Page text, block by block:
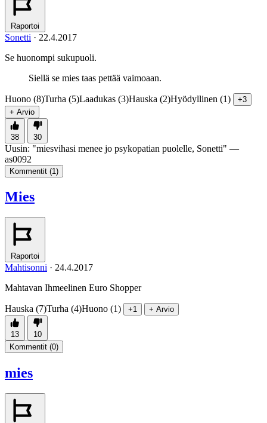
Raportoi
Sonetti · 22.4.2017
Se huonompi sukupuoli.
Siellä se mies taas pettää vaimoaan.
Huono (8)Turha (5)Laadukas (3)Hauska (2)Hyödyllinen (1)
+3
+ Arvio
38 30
Uusin: "miesvihasi menee jo psykopatian puolelle, Sonetti" —
as0092
Kommentit (1)
Mies
Raportoi
Mahtisonni · 24.4.2017
Mahtavan Ihmeelinen Euro Shopper
Hauska (7)Turha (4)Huono (1) +1 + Arvio
13
10
Kommentit (0)
mies